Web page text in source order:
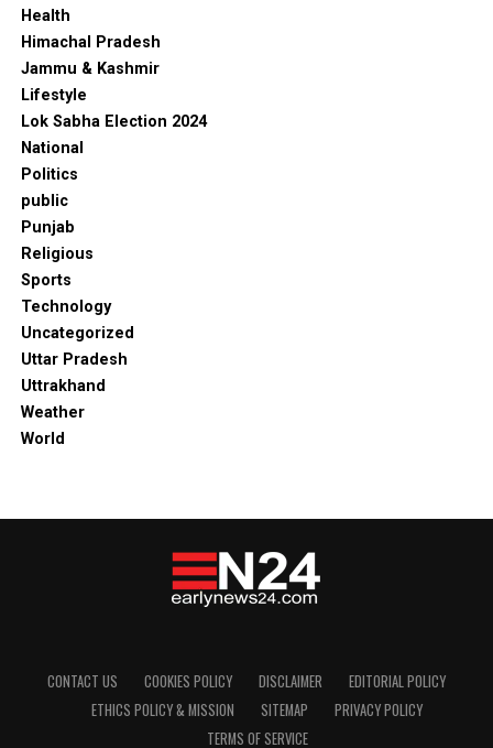
Health
Himachal Pradesh
Jammu & Kashmir
Lifestyle
Lok Sabha Election 2024
National
Politics
public
Punjab
Religious
Sports
Technology
Uncategorized
Uttar Pradesh
Uttrakhand
Weather
World
CONTACT US COOKIES POLICY DISCLAIMER
EDITORIAL POLICY
ETHICS POLICY & MISSION
SITEMAP
PRIVACY POLICY
TERMS OF SERVICE